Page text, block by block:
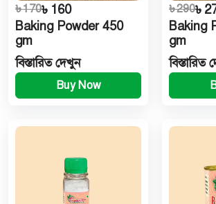
৳ 170৳ 160
Baking Powder 450
gm
বিস্তারিত দেখুন
Buy Now
৳ 290৳
Baking
gm
বিস্তারিত